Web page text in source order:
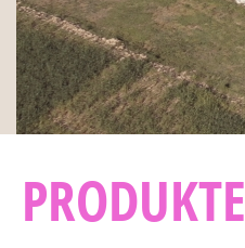
PRODUKTE